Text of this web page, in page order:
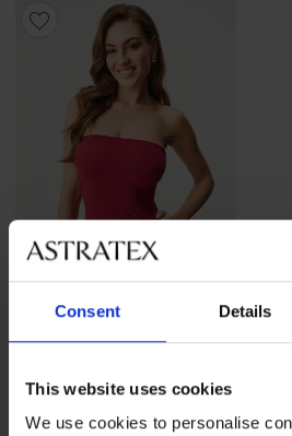
Consent Details
This website uses cookies
We use cookies to personalise
-30%
4,7
Top DIVA by IVA Bandeau